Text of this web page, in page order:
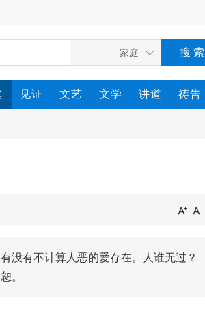
见证 文艺 文学 讲道 祷告
没有不计算人恶的爱存在。人谁无过？
。